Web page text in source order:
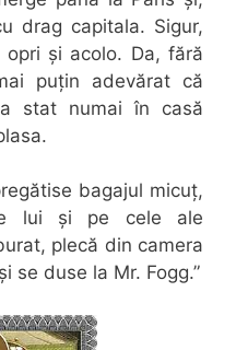
drag capitala. Sigur,
și acolo. Da, fără
puțin adevărat că
stat numai în casă
bagajul micuț,
lui și pe cele ale
plecă din camera
se duse la Mr. Fogg.”